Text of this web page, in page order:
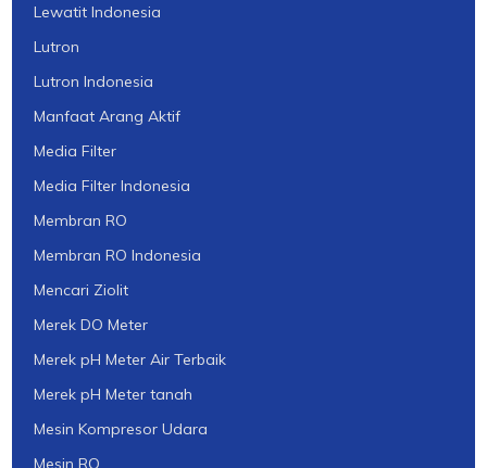
Lewatit Indonesia
Lutron
Lutron Indonesia
Manfaat Arang Aktif
Media Filter
Media Filter Indonesia
Membran RO
Membran RO Indonesia
Mencari Ziolit
Merek DO Meter
Merek pH Meter Air Terbaik
Merek pH Meter tanah
Mesin Kompresor Udara
Mesin RO